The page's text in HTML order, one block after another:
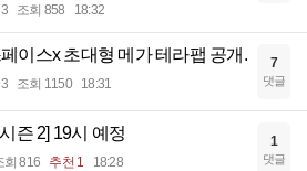
조회 858 18:32
이스x 초대형 메가 테라팹 공개.
조회 1150 18:31
7
댓글
즌 2] 19시 예정
회 816 추천 1 18:28
1
댓글